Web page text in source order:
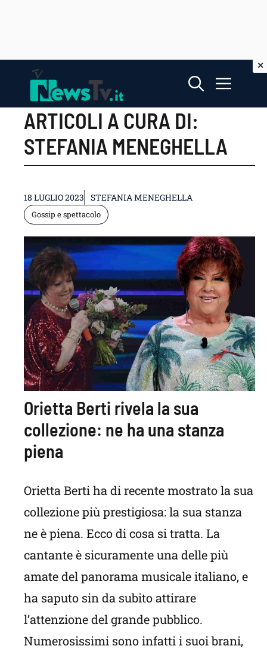
contenuto
Menu
ARTICOLI A CURA DI:
STEFANIA MENEGHELLA
18 LUGLIO 2023 STEFANIA MENEGHELLA
Gossip e spettacolo
Orietta Berti rivela la sua
collezione: ne ha una stanza
piena
Orietta Berti ha di recente mostrato la sua
collezione più prestigiosa: la sua stanza
ne è piena. Ecco di cosa si tratta. La
cantante è sicuramente una delle più
amate del panorama musicale italiano, e
ha saputo sin da subito attirare
l’attenzione del grande pubblico.
Numerosissimi sono infatti i suoi brani,